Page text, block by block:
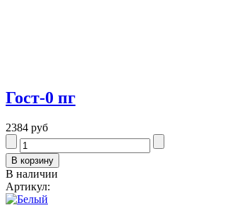
Гост-0 пг
2384 руб
В наличии
Артикул: